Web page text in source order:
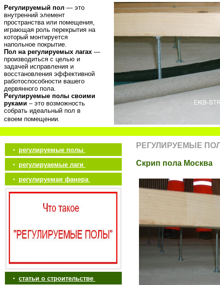
Регулируемый пол — это
внутренний элемент
пространства или помещения,
играющая роль перекрытия на
который монтируется
напольное покрытие.
Пол на регулируемых лагах —
производиться с целью и
задачей исправления и
восстановления эффективной
работоспособности вашего
дервянного пола.
Регулируемые полы своими
руками – это возможность
собрать идеальный пол в
своем помещении.
• регулируемые полы
• регулируаемые лаги
• регулируемая фанера
• статьи о строительстве
РЕГУЛИРУЕМЫЕ
Скрип пола Москва